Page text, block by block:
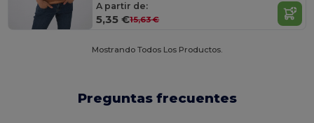
A partir de:
5,35 €15,63 €
Mostrando Todos Los Productos.
Preguntas frecuentes